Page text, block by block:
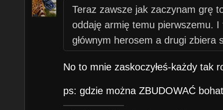
Teraz zawsze jak zaczynam grę
oddaję armię temu pierwszemu.
głównym herosem a drugi zbiera
No to mnie zaskoczyłeś-każdy tak
ps: gdzie można ZBUDOWAĆ